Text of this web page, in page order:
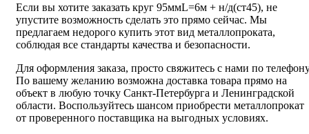
Если вы хотите заказать круг 95ммL=6м + н/д(ст45), не
упустите возможность сделать это прямо сейчас. Мы
предлагаем недорого купить этот вид металлопроката,
соблюдая все стандарты качества и безопасности.
Для оформления заказа, просто свяжитесь с нами по
По вашему желанию возможна доставка товара прямо на
объект в любую точку Санкт-Петербурга и Ленинградской
области. Воспользуйтесь шансом приобрести металлопрокат
от проверенного поставщика на выгодных условиях.